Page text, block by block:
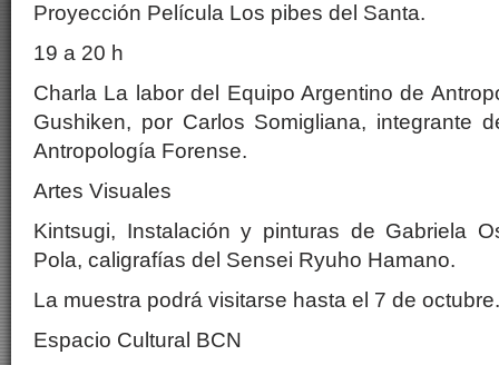
Proyección Película Los pibes del Santa.
19 a 20 h
Charla La labor del Equipo Argentino de
Gushiken, por Carlos Somigliana, integrante
Antropología Forense.
Artes Visuales
Kintsugi, Instalación y pinturas de Gabriela
Pola, caligrafías del Sensei Ryuho Hamano.
La muestra podrá visitarse hasta el 7 de octubre.
Espacio Cultural BCN